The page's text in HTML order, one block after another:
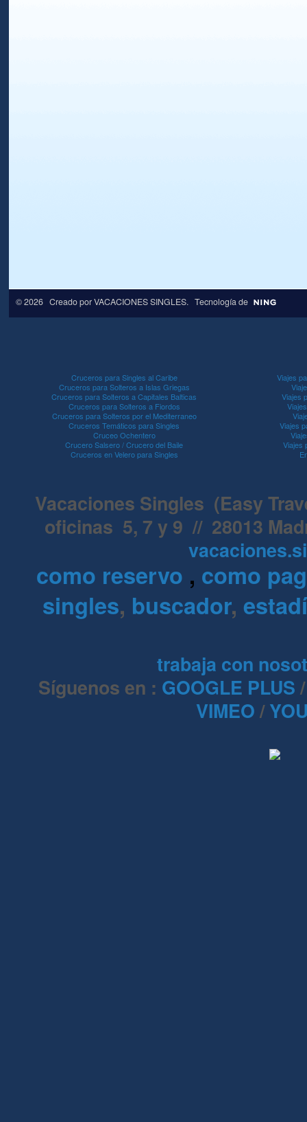
© 2026 Creado porVACACIONES SINGLES. Tecnología de
Cruceros para Singles al Caribe
Cruceros para Solteros a Islas Griegas
Cruceros para Solteros a Capitales Balticas
Cruceros para Solteros a Fiordos
Cruceros para Solteros por el Mediterraneo
Cruceros Temáticos para Singles
Cruceo Ochentero
Crucero Salsero / Crucero del Baile
Cruceros en Velero para Singles
Viajes
Viajes
Viajes
Viajes
Vacaciones Singles (Easy
oficinas 5, 7 y 9 // 28013
como reservo , como
singles, buscador,
trabaja con
Síguenos en : GOOGLE PLUS
VIMEO /